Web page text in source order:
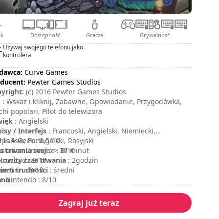
Dostępność Gracze Grywalność
Używaj swojego telefonu jako
kontrolera
Curve Games
Pewter Games Studios
(c) 2016 Pewter Games Studios
: Wskaż i kliknij, Zabawne, Opowiadanie, Przygodówka,
popolari, Pilot do telewizora
: Angielski
/ Interfejs : Francuski, Angielski, Niemiecki,
Portugalski, Rosyjski
trwania sesji: > 30 minut
czas trwania : 2godzin
trudności : średni
:
Is A Geek : 8,5/10
Universe : 8/10
: 8/10
Grin : 8/10
Nintendo : 8/10
Zagraj już teraz